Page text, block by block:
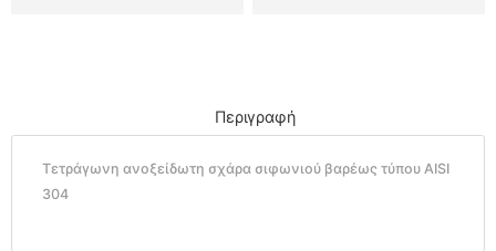
Περιγραφή
Τετράγωνη ανοξείδωτη σχάρα σιφωνιού βαρέως τύπου AISI
304